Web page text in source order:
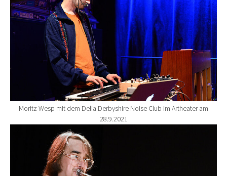
Moritz Wesp mit dem Delia Derbyshire Noise Club im Artheater am
28.9.2021
Show larger version for: